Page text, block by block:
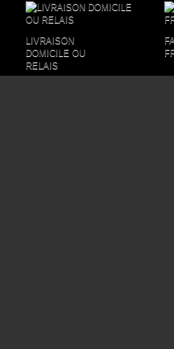
LIVRAISON
DOMICILE OU
RELAIS